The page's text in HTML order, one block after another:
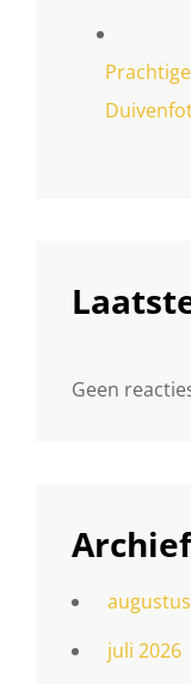
Geen
Archief
juli 2026